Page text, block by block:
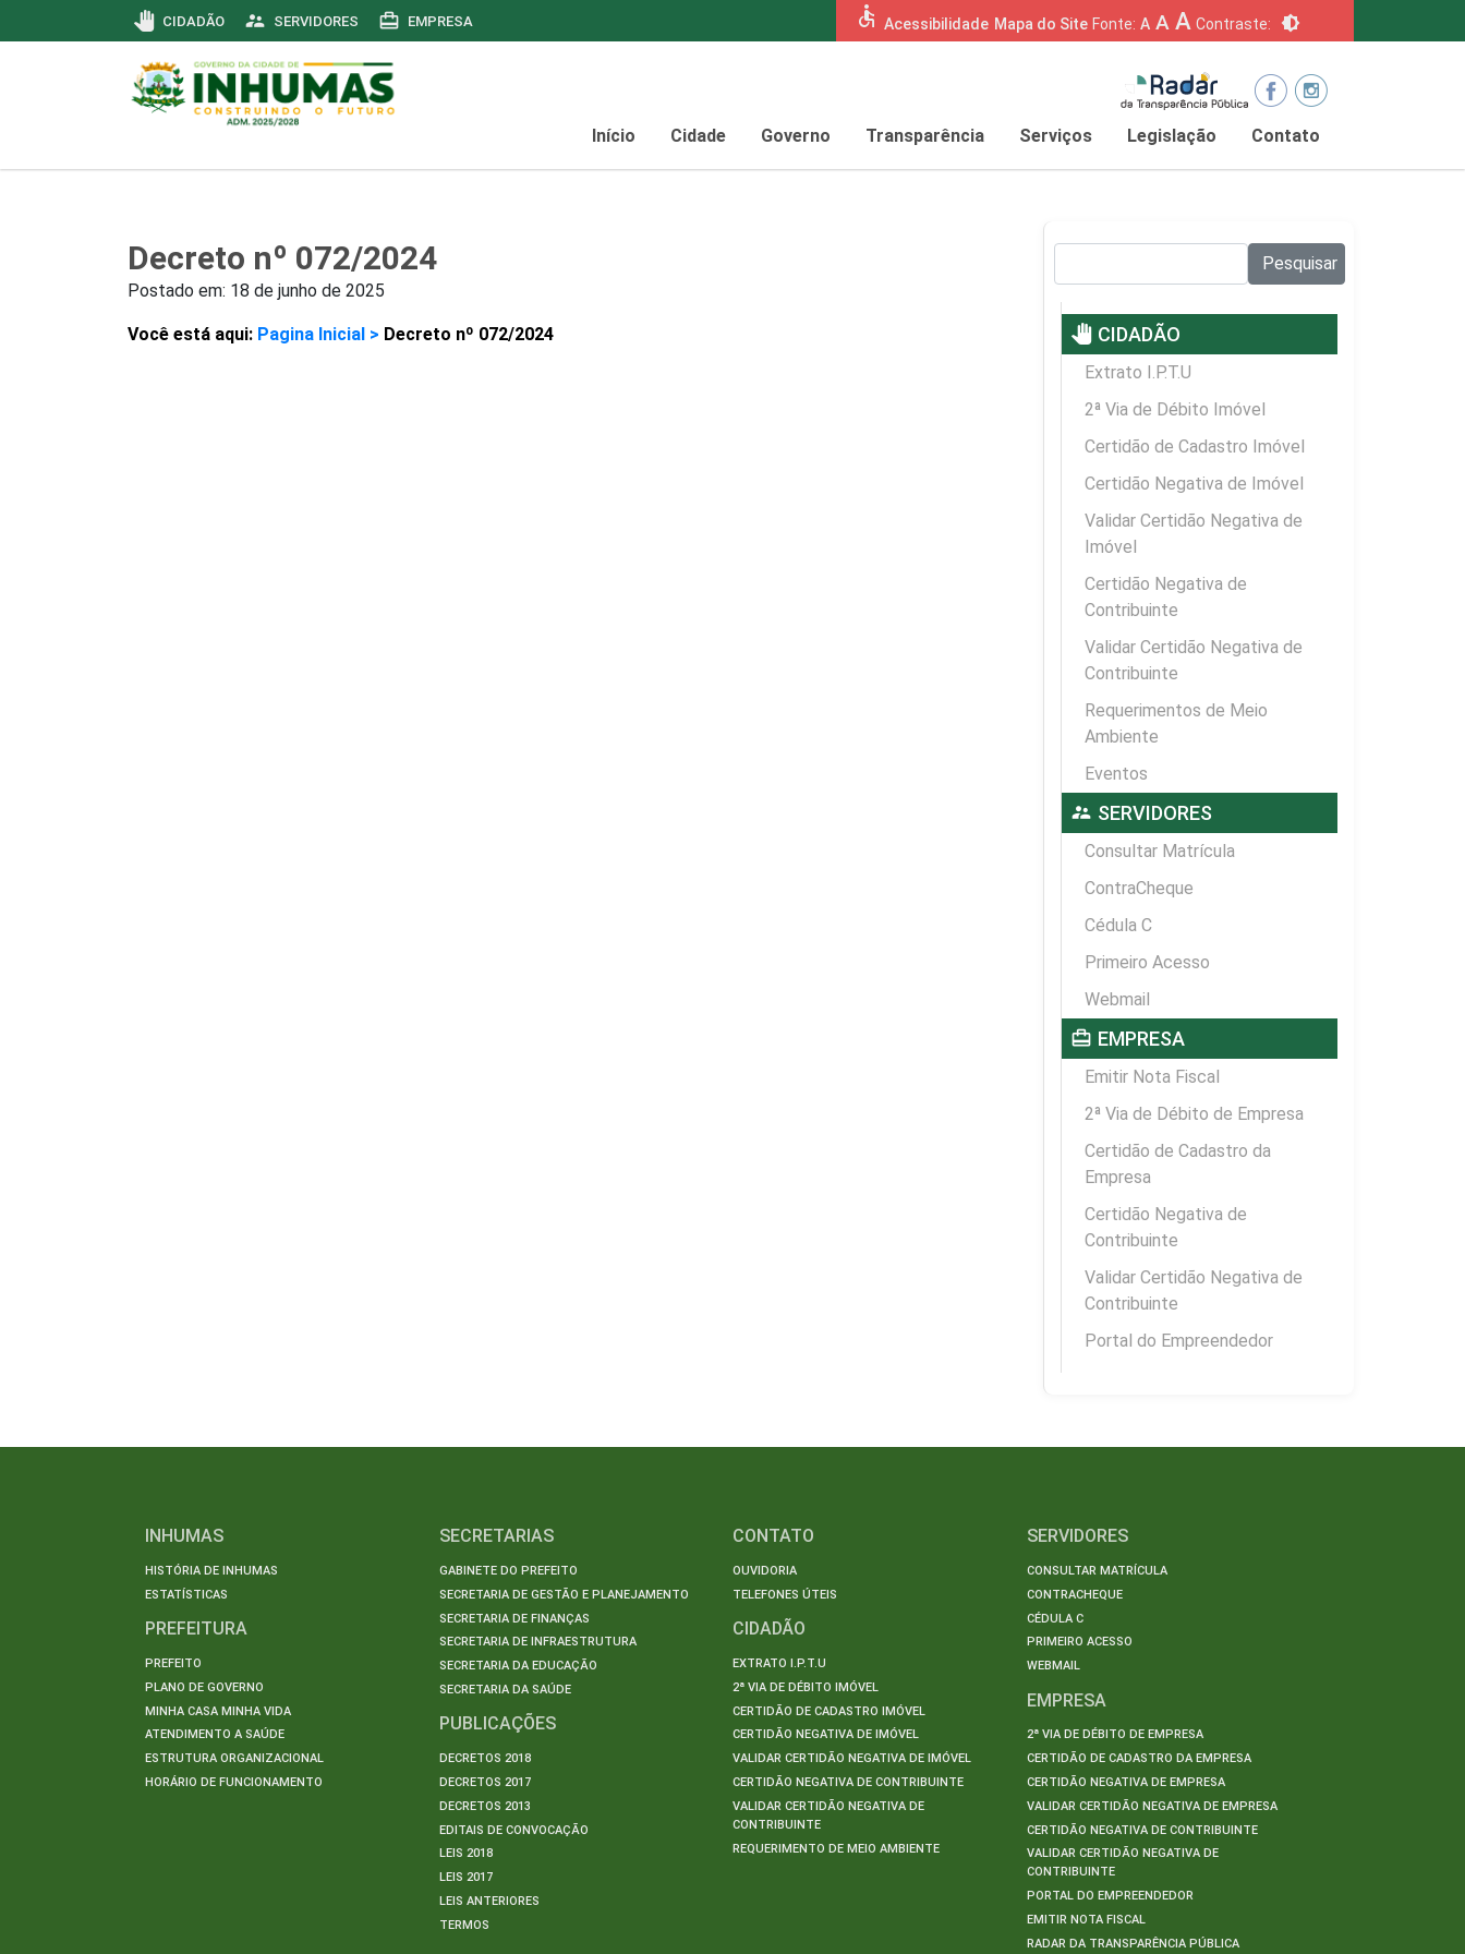
pan_tool CIDADÃO supervisor_account SERVIDORES card_travel EMPRESA accessible Acessibilidade Mapa do Site Fonte: A A A Contraste: brightness_6
Início Cidade Governo Transparência Serviços Legislação Contato
Decreto nº 072/2024
Postado em: 18 de junho de 2025
Você está aqui: Pagina Inicial > Decreto nº 072/2024
Pesquisar
pan_tool CIDADÃO
Extrato I.P.T.U
2ª Via de Débito Imóvel
Certidão de Cadastro Imóvel
Certidão Negativa de Imóvel
Validar Certidão Negativa de
Imóvel
Certidão Negativa de
Contribuinte
Validar Certidão Negativa de
Contribuinte
Requerimentos de Meio
Ambiente
Eventos
supervisor_account SERVIDORES
Consultar Matrícula
ContraCheque
Cédula C
Primeiro Acesso
Webmail
card_travel EMPRESA
Emitir Nota Fiscal
2ª Via de Débito de Empresa
Certidão de Cadastro da
Empresa
Certidão Negativa de
Contribuinte
Validar Certidão Negativa de
Contribuinte
Portal do Empreendedor
INHUMAS
HISTÓRIA DE INHUMAS
ESTATÍSTICAS
PREFEITURA
PREFEITO
PLANO DE GOVERNO
MINHA CASA MINHA VIDA
ATENDIMENTO A SAÚDE
ESTRUTURA ORGANIZACIONAL
HORÁRIO DE FUNCIONAMENTO
SECRETARIAS
GABINETE DO PREFEITO
SECRETARIA DE GESTÃO E PLANEJAMENTO
SECRETARIA DE FINANÇAS
SECRETARIA DE INFRAESTRUTURA
SECRETARIA DA EDUCAÇÃO
SECRETARIA DA SAÚDE
PUBLICAÇÕES
DECRETOS 2018
DECRETOS 2017
DECRETOS 2013
EDITAIS DE CONVOCAÇÃO
LEIS 2018
LEIS 2017
LEIS ANTERIORES
TERMOS
CONTATO
OUVIDORIA
TELEFONES ÚTEIS
CIDADÃO
EXTRATO I.P.T.U
2ª VIA DE DÉBITO IMÓVEL
CERTIDÃO DE CADASTRO IMÓVEL
CERTIDÃO NEGATIVA DE IMÓVEL
VALIDAR CERTIDÃO NEGATIVA DE IMÓVEL
CERTIDÃO NEGATIVA DE CONTRIBUINTE
VALIDAR CERTIDÃO NEGATIVA DE
CONTRIBUINTE
REQUERIMENTO DE MEIO AMBIENTE
SERVIDORES
CONSULTAR MATRÍCULA
CONTRACHEQUE
CÉDULA C
PRIMEIRO ACESSO
WEBMAIL
EMPRESA
2ª VIA DE DÉBITO DE EMPRESA
CERTIDÃO DE CADASTRO DA EMPRESA
CERTIDÃO NEGATIVA DE EMPRESA
VALIDAR CERTIDÃO NEGATIVA DE EMPRESA
CERTIDÃO NEGATIVA DE CONTRIBUINTE
VALIDAR CERTIDÃO NEGATIVA DE
CONTRIBUINTE
PORTAL DO EMPREENDEDOR
EMITIR NOTA FISCAL
RADAR DA TRANSPARÊNCIA PÚBLICA